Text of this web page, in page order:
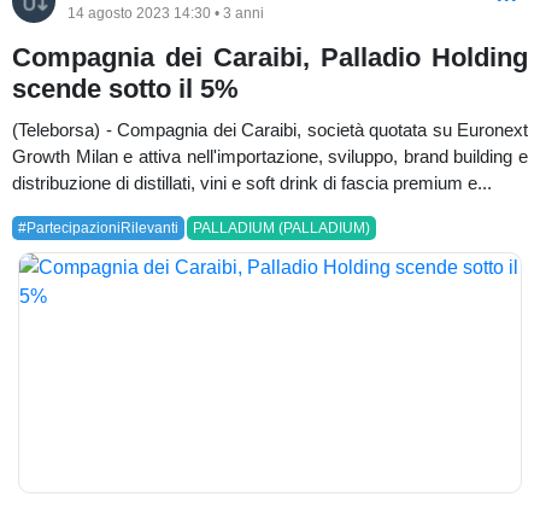
14 agosto 2023 14:30 • 3 anni
Compagnia dei Caraibi, Palladio Holding
scende sotto il 5%
(Teleborsa) - Compagnia dei Caraibi, società quotata su Euronext
Growth Milan e attiva nell'importazione, sviluppo, brand building e
distribuzione di distillati, vini e soft drink di fascia premium e...
#PartecipazioniRilevanti PALLADIUM (PALLADIUM)